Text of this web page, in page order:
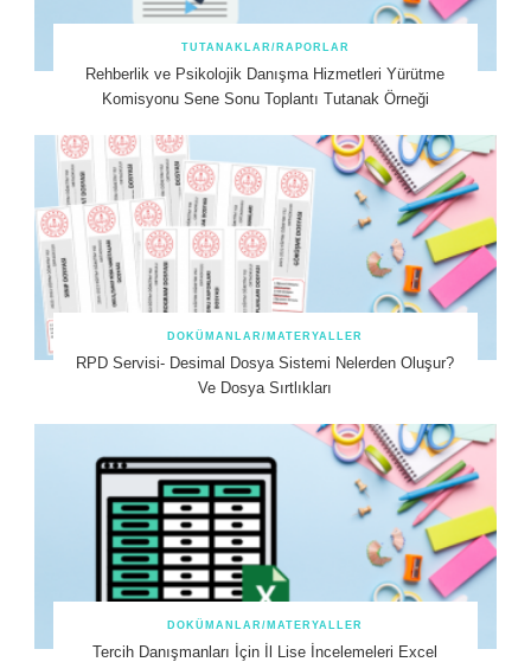
TUTANAKLAR/RAPORLAR
Rehberlik ve Psikolojik Danışma Hizmetleri Yürütme
Komisyonu Sene Sonu Toplantı Tutanak Örneği
DOKÜMANLAR/MATERYALLER
RPD Servisi- Desimal Dosya Sistemi Nelerden Oluşur?
Ve Dosya Sırtlıkları
DOKÜMANLAR/MATERYALLER
Tercih Danışmanları İçin İl Lise İncelemeleri Excel